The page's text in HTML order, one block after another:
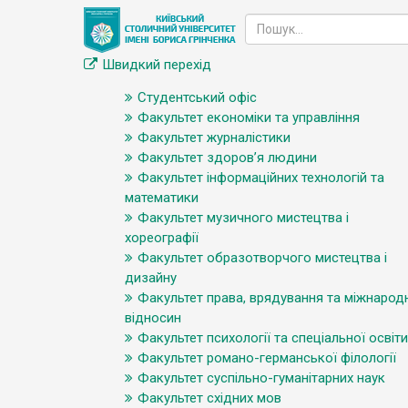
Швидкий перехід
Студентський офіс
Факультет економіки та управління
Факультет журналістики
Факультет здоров’я людини
Факультет інформаційних технологій та
математики
Факультет музичного мистецтва і
хореографії
Факультет образотворчого мистецтва і
дизайну
Факультет права, врядування та
відносин
Факультет психології та спеціальної освіти
Факультет романо-германської філології
Факультет суспільно-гуманітарних наук
Факультет східних мов